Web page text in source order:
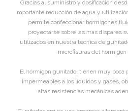
Gracias al suministro y dosificación
importante reducción de agua y
permite confeccionar hormigones
proyectarse sobre las mas dispares
utilizados en nuestra técnica de
microfisuras del hórmigon
El hórmigon gunitado, tienen muy poca
impermeables a los líquidos y gases,
altas resistencias mecánicas